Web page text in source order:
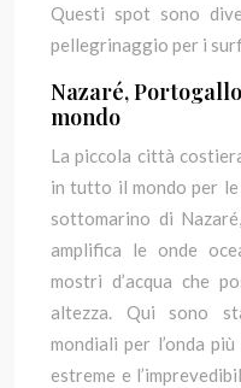
Questi spot sono
pellegrinaggio per i
Nazaré,
mondo
La piccola città
in tutto il mondo per le
sottomarino di
amplifica le onde
mostri d’acqua che
altezza. Qui sono
mondiali per l’onda
estreme e